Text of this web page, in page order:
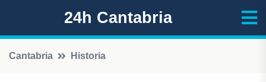
24h Cantabria
Cantabria Historia